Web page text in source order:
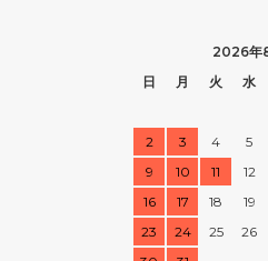
2026年
日
月 火 水
2
3 4 5
9
10 11 12
16
17 18 19
23
24 25 26